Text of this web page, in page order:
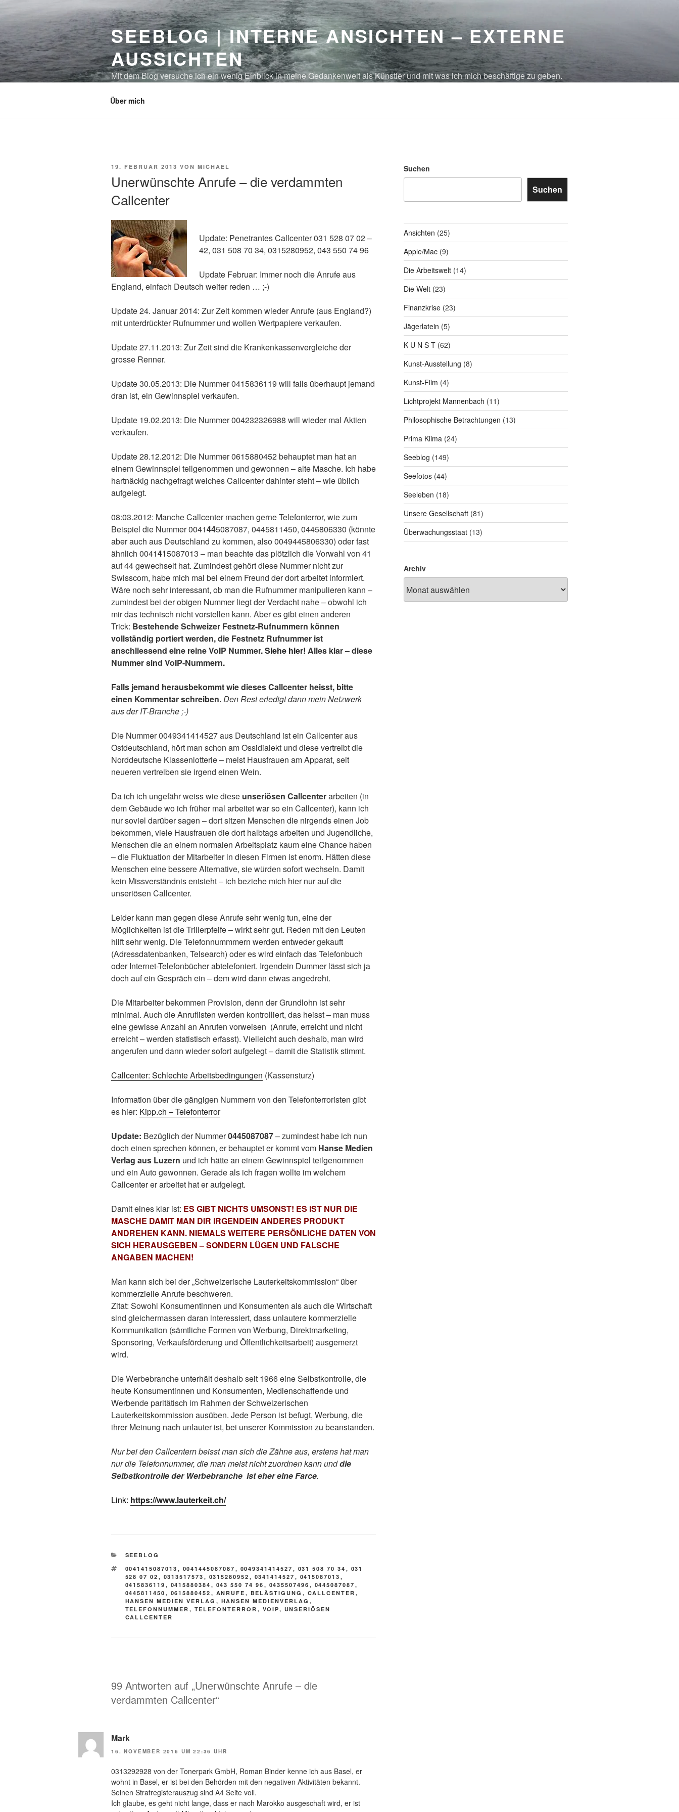
Zum
Inhalt
springen
SEEBLOG | INTERNE ANSICHTEN – EXTERNE
AUSSICHTEN
Mit dem Blog versuche ich ein wenig Einblick in meine Gedankenwelt als Künstler und mit was ich mich beschäftige zu geben.
Über mich
VERÖFFENTLICHT
19. FEBRUAR 2013 VON MICHAEL
Unerwünschte Anrufe – die verdammten
Callcenter
Update: Penetrantes Callcenter 031 528 07 02 –
42, 031 508 70 34, 0315280952, 043 550 74 96
Update Februar: Immer noch die Anrufe aus
England, einfach Deutsch weiter reden … ;-)
Update 24. Januar 2014: Zur Zeit kommen wieder Anrufe (aus England?)
mit unterdrückter Rufnummer und wollen Wertpapiere verkaufen.
Update 27.11.2013: Zur Zeit sind die Krankenkassenvergleiche der
grosse Renner.
Update 30.05.2013: Die Nummer 0415836119 will falls überhaupt jemand
dran ist, ein Gewinnspiel verkaufen.
Update 19.02.2013: Die Nummer 004232326988 will wieder mal Aktien
verkaufen.
Update 28.12.2012: Die Nummer 0615880452 behauptet man hat an
einem Gewinnspiel teilgenommen und gewonnen – alte Masche. Ich habe
hartnäckig nachgefragt welches Callcenter dahinter steht – wie üblich
aufgelegt.
08:03.2012: Manche Callcenter machen gerne Telefonterror, wie zum
Beispiel die Nummer 0041445087087, 0445811450, 0445806330 (könnte
aber auch aus Deutschland zu kommen, also 0049445806330) oder fast
ähnlich 0041415087013 – man beachte das plötzlich die Vorwahl von 41
auf 44 gewechselt hat. Zumindest gehört diese Nummer nicht zur
Swisscom, habe mich mal bei einem Freund der dort arbeitet informiert.
Wäre noch sehr interessant, ob man die Rufnummer manipulieren kann –
zumindest bei der obigen Nummer liegt der Verdacht nahe – obwohl ich
mir das technisch nicht vorstellen kann. Aber es gibt einen anderen
Trick: Bestehende Schweizer Festnetz-Rufnummern können
vollständig portiert werden, die Festnetz Rufnummer ist
anschliessend eine reine VoIP Nummer.Siehe hier! Alles klar – diese
Nummer sind VoIP-Nummern.
Falls jemand herausbekommt wie dieses Callcenter heisst, bitte
einen Kommentar schreiben.Den Rest erledigt dann mein Netzwerk
aus der IT-Branche ;-)
Die Nummer 0049341414527 aus Deutschland ist ein Callcenter aus
Ostdeutschland, hört man schon am Ossidialekt und diese vertreibt die
Norddeutsche Klassenlotterie – meist Hausfrauen am Apparat, seit
neueren vertreiben sie irgend einen Wein.
Da ich ich ungefähr weiss wie diese unseriösen Callcenterarbeiten (in
dem Gebäude wo ich früher mal arbeitet war so ein Callcenter), kann ich
nur soviel darüber sagen – dort sitzen Menschen die nirgends einen Job
bekommen, viele Hausfrauen die dort halbtags arbeiten und Jugendliche,
Menschen die an einem normalen Arbeitsplatz kaum eine Chance haben
– die Fluktuation der Mitarbeiter in diesen Firmen ist enorm. Hätten diese
Menschen eine bessere Alternative, sie würden sofort wechseln. Damit
kein Missverständnis entsteht – ich beziehe mich hier nur auf die
unseriösen Callcenter.
Leider kann man gegen diese Anrufe sehr wenig tun, eine der
Möglichkeiten ist die Trillerpfeife – wirkt sehr gut. Reden mit den Leuten
hilft sehr wenig. Die Telefonnummmern werden entweder gekauft
(Adressdatenbanken, Telsearch) oder es wird einfach das Telefonbuch
oder Internet-Telefonbücher abtelefoniert. Irgendein Dummer lässt sich ja
doch auf ein Gespräch ein – dem wird dann etwas angedreht.
Die Mitarbeiter bekommen Provision, denn der Grundlohn ist sehr
minimal. Auch die Anruflisten werden kontrolliert, das heisst – man muss
eine gewisse Anzahl an Anrufen vorweisen (Anrufe, erreicht und nicht
erreicht – werden statistisch erfasst). Vielleicht auch deshalb, man wird
angerufen und dann wieder sofort aufgelegt – damit die Statistik stimmt.
Callcenter: Schlechte Arbeitsbedingungen (Kassensturz)
Information über die gängigen Nummern von den Telefonterroristen gibt
es hier: Kipp.ch – Telefonterror
Update: Bezüglich der Nummer0445087087– zumindest habe ich nun
doch einen sprechen können, er behauptet er kommt vom Hanse Medien
Verlag aus Luzern und ich hätte an einem Gewinnspiel teilgenommen
und ein Auto gewonnen. Gerade als ich fragen wollte im welchem
Callcenter er arbeitet hat er aufgelegt.
Damit eines klar ist: ES GIBT NICHTS UMSONST! ES IST NUR DIE
MASCHE DAMIT MAN DIR IRGENDEIN ANDERES PRODUKT
ANDREHEN KANN. NIEMALS WEITERE PERSÖNLICHE DATEN VON
SICH HERAUSGEBEN – SONDERN LÜGEN UND FALSCHE
ANGABEN MACHEN!
Man kann sich bei der „Schweizerische Lauterkeitskommission“ über
kommerzielle Anrufe beschweren.
Zitat: Sowohl Konsumentinnen und Konsumenten als auch die Wirtschaft
sind gleichermassen daran interessiert, dass unlautere kommerzielle
Kommunikation (sämtliche Formen von Werbung, Direktmarketing,
Sponsoring, Verkaufsförderung und Öffentlichkeitsarbeit) ausgemerzt
wird.
Die Werbebranche unterhält deshalb seit 1966 eine Selbstkontrolle, die
heute Konsumentinnen und Konsumenten, Medienschaffende und
Werbende paritätisch im Rahmen der Schweizerischen
Lauterkeitskommission ausüben. Jede Person ist befugt, Werbung, die
ihrer Meinung nach unlauter ist, bei unserer Kommission zu beanstanden.
Nur bei den Callcentern beisst man sich die Zähne aus, erstens hat man
nur die Telefonnummer, die man meist nicht zuordnen kann unddie
Selbstkontrolle der Werbebranche ist eher eine Farce.
Link: https://www.lauterkeit.ch/
KATEGORIEN
SEEBLOG
SCHLAGWÖRTER
0041415087013 , 0041445087087 , 0049341414527 , 031 508 70 34 , 031
528 07 02 , 0313517573 , 0315280952 , 0341414527 , 0415087013 ,
0415836119 , 0415880384 , 043 550 74 96 , 0435507496 , 0445087087 ,
0445811450 , 0615880452 , ANRUFE , BELÄSTIGUNG , CALLCENTER ,
HANSEN MEDIEN VERLAG , HANSEN MEDIENVERLAG ,
TELEFONNUMMER , TELEFONTERROR , VOIP, UNSERIÖSEN
CALLCENTER
99 Antworten auf „Unerwünschte Anrufe – die
verdammten Callcenter“
Mark
16. NOVEMBER 2016 UM 22:36 UHR
0313292928 von der Tonerpark GmbH, Roman Binder kenne ich aus Basel, er
wohnt in Basel, er ist bei den Behörden mit den negativen Aktivitäten bekannt.
Seinen Strafregisterauszug sind A4 Seite voll.
Ich glaube, es geht nicht lange, dass er nach Marokko ausgeschaft wird, er ist
Suchen
Suchen
Ansichten (25)
Apple/Mac(9)
Die Arbeitswelt(14)
Die Welt(23)
Finanzkrise(23)
Jägerlatein (5)
K U N S T(62)
Kunst-Ausstellung (8)
Kunst-Film (4)
Lichtprojekt Mannenbach (11)
Philosophische Betrachtungen (13)
Prima Klima(24)
Seeblog (149)
Seefotos(44)
Seeleben (18)
Unsere Gesellschaft(81)
Überwachungsstaat(13)
Archiv